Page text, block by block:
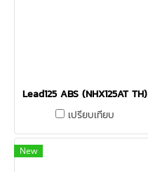
Lead125 ABS (NHX125AT TH)
เปรียบเทียบ
New